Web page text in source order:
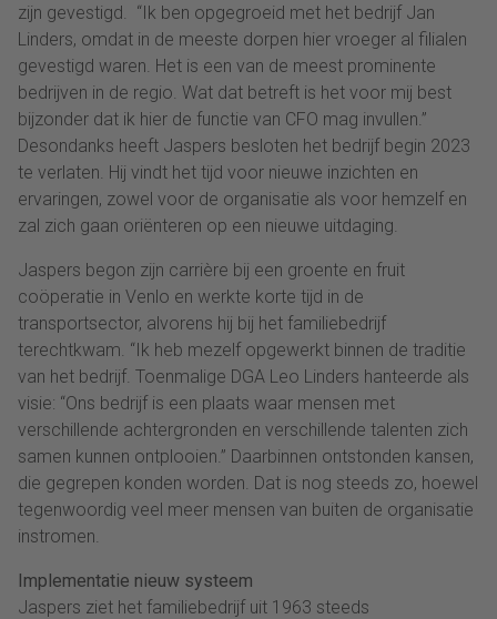
zijn gevestigd. “Ik ben opgegroeid met het bedrijf Jan
Linders, omdat in de meeste dorpen hier vroeger al filialen
gevestigd waren. Het is een van de meest prominente
bedrijven in de regio. Wat dat betreft is het voor mij best
bijzonder dat ik hier de functie van CFO mag invullen.”
Desondanks heeft Jaspers besloten het bedrijf begin 2023
te verlaten. Hij vindt het tijd voor nieuwe inzichten en
ervaringen, zowel voor de organisatie als voor hemzelf en
zal zich gaan oriënteren op een nieuwe uitdaging.
Jaspers begon zijn carrière bij een groente en fruit
coöperatie in Venlo en werkte korte tijd in de
transportsector, alvorens hij bij het familiebedrijf
terechtkwam. “Ik heb mezelf opgewerkt binnen de traditie
van het bedrijf. Toenmalige DGA Leo Linders hanteerde als
visie: “Ons bedrijf is een plaats waar mensen met
verschillende achtergronden en verschillende talenten zich
samen kunnen ontplooien.” Daarbinnen ontstonden kansen,
die gegrepen konden worden. Dat is nog steeds zo, hoewel
tegenwoordig veel meer mensen van buiten de organisatie
instromen.
Implementatie nieuw systeem
Jaspers ziet het familiebedrijf uit 1963 steeds